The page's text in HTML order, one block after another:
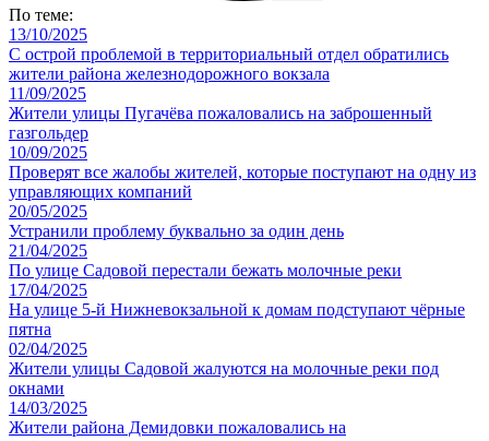
По теме:
13/10/2025
С острой проблемой в территориальный отдел обратились
жители района железнодорожного вокзала
11/09/2025
Жители улицы Пугачёва пожаловались на заброшенный
газгольдер
10/09/2025
Проверят все жалобы жителей, которые поступают на одну из
управляющих компаний
20/05/2025
Устранили проблему буквально за один день
21/04/2025
По улице Садовой перестали бежать молочные реки
17/04/2025
На улице 5-й Нижневокзальной к домам подступают чёрные
пятна
02/04/2025
Жители улицы Садовой жалуются на молочные реки под
окнами
14/03/2025
Жители района Демидовки пожаловались на